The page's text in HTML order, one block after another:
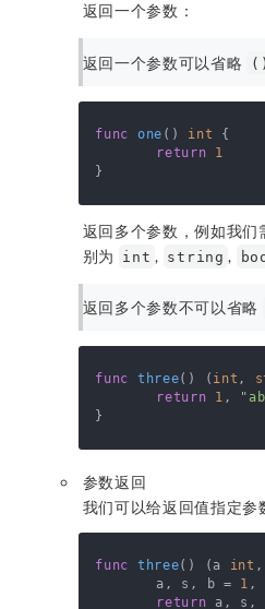
返回一个参数：
返回一个参数可以省略 ()
func one () int {
return
1
返回多个参数，例如我
别为
int , string ,
返回多个参数不可以省略
func three() ( int ,
return
1 ,
参数返回
我们可以给返回值指定参
func three() (a int
	a, s, b =
1 ,
return a, s,